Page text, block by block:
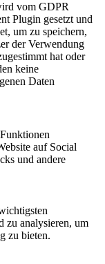
vom GDPR
Plugin gesetzt und
um zu speichern,
der Verwendung
hat oder
keine
Daten
auf Social
und andere
zu analysieren, um
zu bieten.